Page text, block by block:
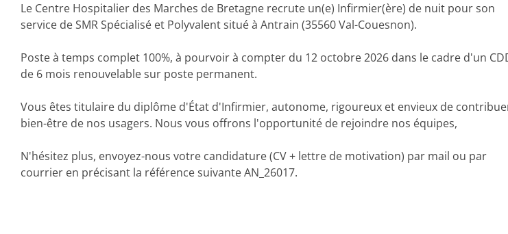
Le Centre Hospitalier des Marches de Bretagne recrute un(e) Infirmier(ère) de nuit pour son
service de SMR Spécialisé et Polyvalent situé à Antrain (35560 Val-Couesnon).
Poste à temps complet 100%, à pourvoir à compter du 12 octobre 2026 dans le cadre d'un
de 6 mois renouvelable sur poste permanent.
Vous êtes titulaire du diplôme d'État d'Infirmier, autonome, rigoureux et envieux de
bien-être de nos usagers. Nous vous offrons l'opportunité de rejoindre nos équipes,
N'hésitez plus, envoyez-nous votre candidature (CV + lettre de motivation) par mail ou par
courrier en précisant la référence suivante AN_26017.